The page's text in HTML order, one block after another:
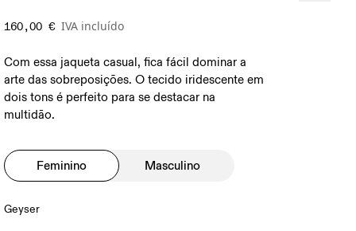
160,00 € IVA incluído
Com essa jaqueta casual, fica fácil dominar a
arte das sobreposições. O tecido iridescente em
dois tons é perfeito para se destacar na
multidão.
Feminino Masculino
Geyser